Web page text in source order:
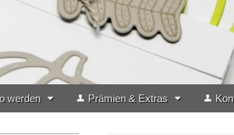
werden Prämien & Extras